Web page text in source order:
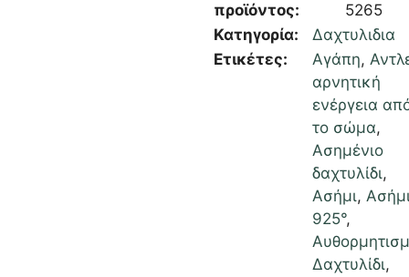
προϊόντος:
5265
Κατηγορία:
Δαχτυλιδια
Ετικέτες:
Αγάπη,
αρνητική
ενέργεια
το σώμα,
Ασημένιο
δαχτυλίδι,
Ασήμι,
925°,
Δαχτυλίδι,